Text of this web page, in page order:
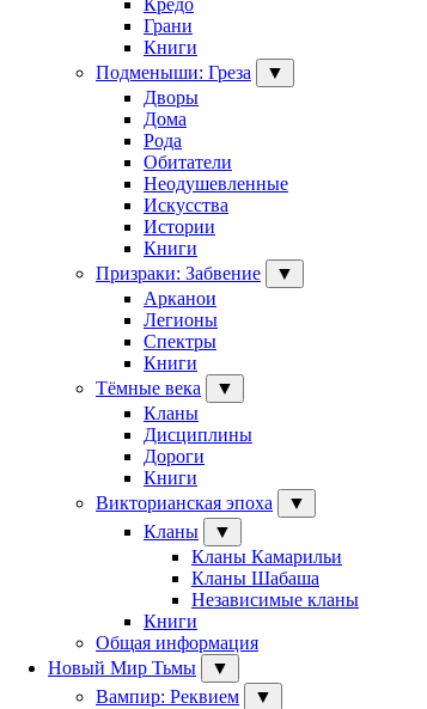
Грани
Книги
Подменыши: Греза
▼
Дворы
Дома
Рода
Обитатели
Неодушевленные
Искусства
Истории
Книги
Призраки: Забвение
▼
Арканои
Легионы
Спектры
Книги
Тёмные века
▼
Кланы
Дисциплины
Дороги
Книги
Викторианская эпоха
▼
Кланы
▼
Кланы Камарильи
Кланы Шабаша
Независимые кланы
Книги
Общая информация
Новый Мир Тьмы
▼
Вампир: Реквием
▼